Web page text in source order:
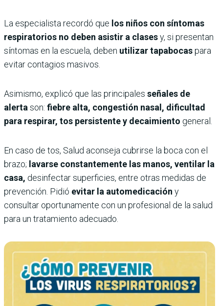
La especialista recordó que los niños con síntomas
respiratorios no deben asistir a clasesy, si presentan
síntomas en la escuela, deben utilizar tapabocaspara
evitar contagios masivos.
Asimismo, explicó que las principales señales de
alertason: fiebre alta, congestión nasal, dificultad
para respirar, tos persistente y decaimiento general.
En caso de tos, Salud aconseja cubrirse la boca con el
brazo; lavarse constantemente las manos, ventilar la
casa, desinfectar superficies, entre otras medidas de
prevención. Pidió evitar la automedicación y
consultar oportunamente con un profesional de la salud
para un tratamiento adecuado.